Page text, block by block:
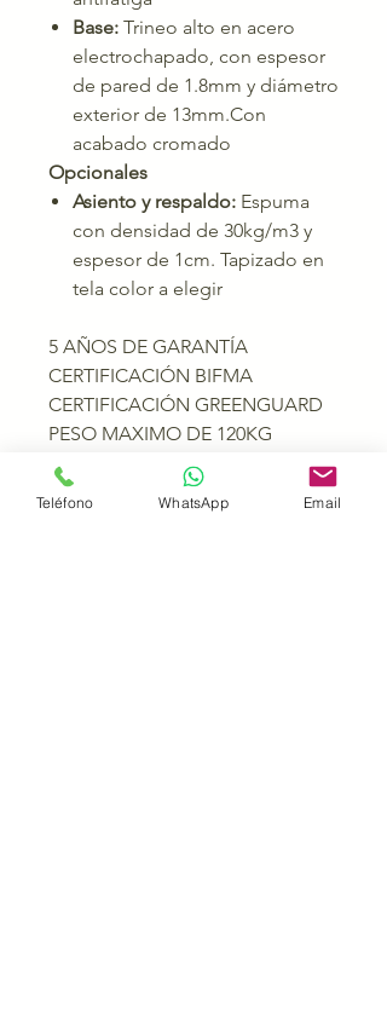
Base: Trineo alto en acero
electrochapado, con espesor
de pared de 1.8mm y diámetro
exterior de 13mm.Con
acabado cromado
Opcionales
Asiento y respaldo: Espuma
con densidad de 30kg/m3 y
espesor de 1cm. Tapizado en
tela color a elegir
5 AÑOS DE GARANTÍA
CERTIFICACIÓN BIFMA
CERTIFICACIÓN GREENGUARD
PESO MAXIMO DE 120KG
Teléfono WhatsApp Email